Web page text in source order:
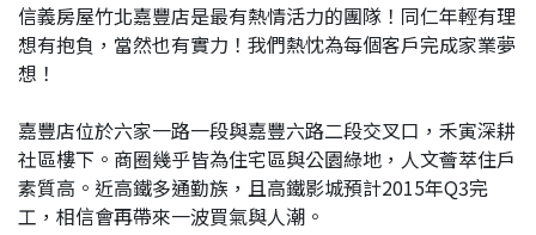
信義房屋竹北嘉豐店是最有熱情活力的團隊！同仁年輕有理
想有抱負，當然也有實力！我們熱忱為每個客戶完成家業夢
想！
嘉豐店位於六家一路一段與嘉豐六路二段交叉口，禾寅深耕
社區樓下。商圈幾乎皆為住宅區與公園綠地，人文薈萃住戶
素質高。近高鐵多通勤族，且高鐵影城預計2015年Q3完
工，相信會再帶來一波買氣與人潮。